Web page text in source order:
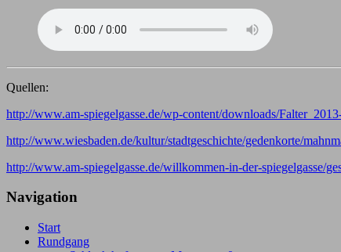
Quellen:
http://www.am-spiegelgasse.de/wp-content/downloads/
http://www.wiesbaden.de/kultur/stadtgeschichte/gedenkorte/
http://www.am-spiegelgasse.de/willkommen-in-der-spiegelgasse/
Navigation
Start
Rundgang